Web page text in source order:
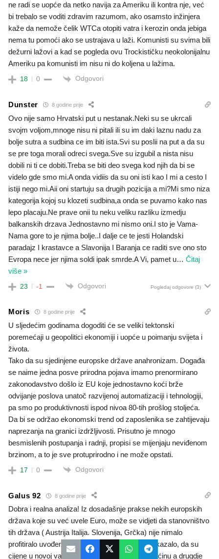
ne radi se uopće da netko navija za Ameriku ili kontra nje, već
bi trebalo se voditi zdravim razumom, ako osamsto inžinjera
kaže da nemože čelik WTCa otopiti vatra i kerozin onda jebiga
nema tu pomoći ako se ustrajava u laži. Komunisti su svima bili
dežurni lažovi a kad se pogleda ovu Trockističku neokolonijalnu
Ameriku pa komunisti im nisu ni do koljena u lažima.
18 0 Odgovori
Dunster 8 godine prije
Ovo nije samo Hrvatski put u nestanak.Neki su se ukrcali
svojm voljom,mnoge nisu ni pitali ili su im daki laznu nadu za
bolje sutra a sudbina ce im biti ista.Svi su poslii na put a da su
se pre toga morali odreci svega.Sve su izgubil a nista nisu
dobili ni ti ce dobiti.Treba se biti deo svega kod njih da bi se
videlo gde smo mi.A onda vidiis da su oni isti kao I mi a cesto I
istiji nego mi.Aii oni startuju sa drugih pozicija a mi?Mi smo niza
kategorija kojoj su klozeti sudbina,a onda se puvamo kako nas
lepo placaju.Ne prave onii tu neku veliku razliku izmedju
balkanskih drzava Jednostavno mi nismo oni.I sto je Vama-
Nama gore to je njima bolje..I dalje ce te jesti Holandski
paradajz I krastavce a Slavonija I Baranja ce raditi sve ono sto
Evropa nece jer njima soldi ipak smrde.A Vi, pamet u… Čitaj
više »
23 -1 Odgovori Pogledaj odgovore (3)
Moris 8 godine prije
U sljedećim godinama dogoditi će se veliki tektonski
poremećaji u geopolitici ekonomiji i uopće u poimanju svijeta i
života.
Tako da su sjedinjene europske države anahronizam. Događa
se naime jedna posve prirodna pojava imamo prenormirano
zakonodavstvo došlo iz EU koje jednostavno koći brže
odvijanje poslova unatoč razvijenoj automatizaciji i tehnologiji,
pa smo po produktivnosti ispod nivoa 80-tih prošlog stoljeća.
Da bi se održao ekonomski trend od zaposlenika se zahtijevaju
naprezanja na granici izdržljivosti. Prisutno je mnogo
besmislenih postupanja i radnji, propisi se mijenjaju neviđenom
brzinom, a to je sve protuprirodno i ne može opstati.
17 0 Odgovori
Galus 92 8 godine prije
Dobra i realna analiza! Iz dosadašnje prakse nekih europskih
država koje su već uvele Euro, može se vidjeti da stanovništvo
tih država ( Austrija Italija. Slovenija, Grčka) nije nimalo
profitiralo uvođenjem Eura nego se je ubrzo pokazalo, da su
cijene u novoj valuti porasle negdje za jednu trećinu a drugdje